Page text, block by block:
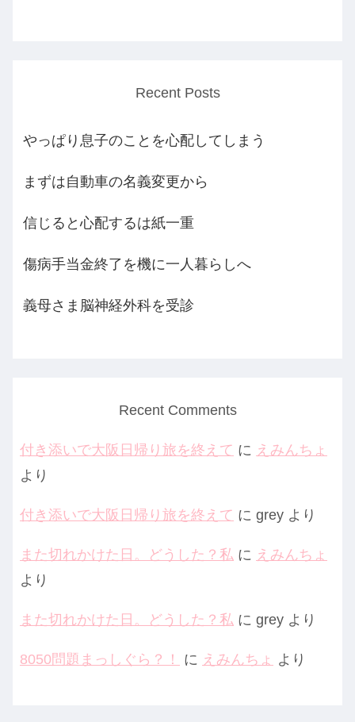
Recent Posts
やっぱり息子のことを心配してしまう
まずは自動車の名義変更から
信じると心配するは紙一重
傷病手当金終了を機に一人暮らしへ
義母さま脳神経外科を受診
Recent Comments
付き添いで大阪日帰り旅を終えて に えみんちょ
より
付き添いで大阪日帰り旅を終えて に grey より
また切れかけた日。どうした？私 に えみんちょ
より
また切れかけた日。どうした？私 に grey より
8050問題まっしぐら？！ に えみんちょ より